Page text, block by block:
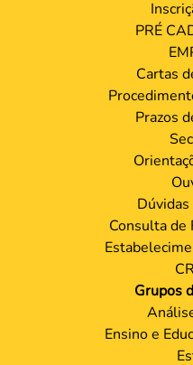
PRÉ
Cartas
Prazos
Consulta de
Grupos
Ensino e